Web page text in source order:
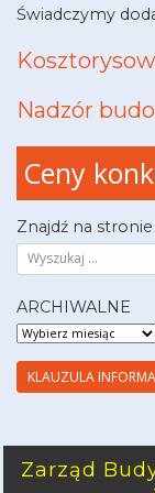
Świadczymy
Nadzór
Ceny
Znajdź na stronie
ARCHIWALNE
ARCHIWALNE
KLAUZULA
Zarząd